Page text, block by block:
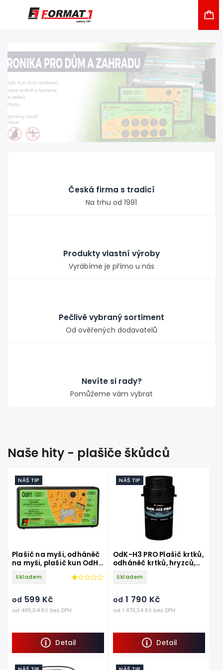
Česká firma s tradicí
Na trhu od 1991
Produkty vlastní výroby
Vyrábíme je přímo u nás
Pečlivě vybraný sortiment
Od ověřených dodavatelů
Nevíte si rady?
Pomůžeme vám vybrat
Naše hity - plašiče škůdců
NÁŠ TIP
Plašič na myši, odháněč
na myši, plašič kun OdH1
Skladem
od 495,04 Kč bez DPH
od 599 Kč
Detail
NÁŠ TIP
OdK-H3 PRO Plašič krtků,
odháněč krtků, hryzců,
ZVUKOVÝ
Skladem
od 1 479,34 Kč bez DPH
od 1 790 Kč
Detail